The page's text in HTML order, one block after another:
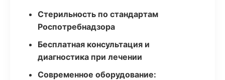
Стерильность по стандартам
Роспотребнадзора
Бесплатная консультация и
диагностика при лечении
Современное оборудование: